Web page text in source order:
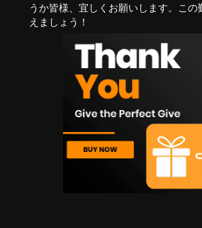
うか皆様、宜しくお願いします。この
えましょう！